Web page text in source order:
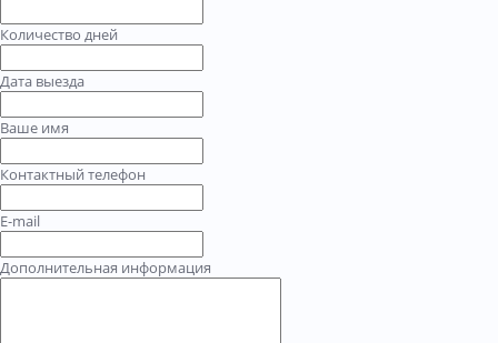
Количество дней
Дата выезда
Ваше имя
Контактный телефон
E-mail
Дополнительная информация